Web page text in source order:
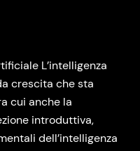
L’intelligenza
crescita che sta
cui anche la
introduttiva,
dell’intelligenza